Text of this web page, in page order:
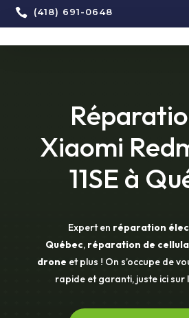
 (418) 691-0648
Xiaomi
11SE à
Expert en réparation
Québec, réparation de
drone et plus ! On s’occupe de
rapide et garanti, juste ici sur